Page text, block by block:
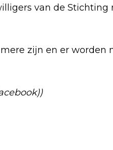
van de Stichting
zijn en er worden